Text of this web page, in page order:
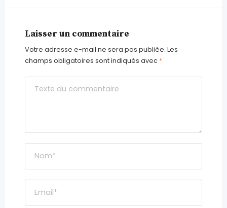
Laisser un commentaire
Votre adresse e-mail ne sera pas publiée. Les
champs obligatoires sont indiqués avec *